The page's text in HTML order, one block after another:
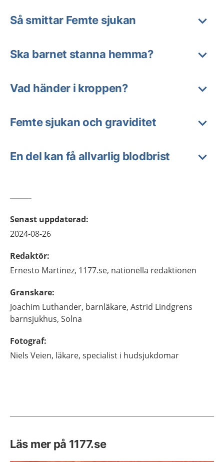
Så smittar Femte sjukan
Ska barnet stanna hemma?
Vad händer i kroppen?
Femte sjukan och graviditet
En del kan få allvarlig blodbrist
Senast uppdaterad:
2024-08-26
Redaktör:
Ernesto Martinez, 1177.se, nationella redaktionen
Granskare:
Joachim Luthander, barnläkare, Astrid Lindgrens
barnsjukhus, Solna
Fotograf:
Niels Veien, läkare, specialist i hudsjukdomar
Läs mer på 1177.se